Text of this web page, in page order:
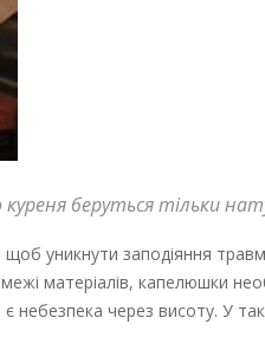
беруться тільки
уникнути заподіяння травм
матеріалів, капелюшки
небезпека через висоту. У